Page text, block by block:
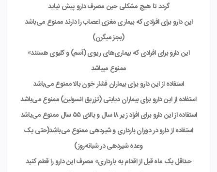
گردد تا هیچ مشکلی حین مصرف دارو پیش نیاید
این دارو برای افرادی که بیماری مغزی اعصاب را دارند ممنوع می‌باشد
(بجز میگرن)
این دارو برای افرادی که بیماری‌های ریوی (آسم) و کلیوی هستند»
ممنوع میباشد
استفاده از این دارو برای بیماران فشار خون بالا ممنوع می‌باشد
استفاده از این دارو برای بیماران دیابتی (تزریق انسولین) ممنوع می‌باشد
استفاده از این دارو برای افراد زیر ۱۸ سال و بالای ۵۵ سال ممنوع می‌باشد
استفاده از دارو در دوران بارداری و شیردهی ممنوع می‌باشد(حتی یک
وعده شیردهی در شبانه‌روز)
حداقل یک ماه قبل از اقدام به بارداری» مصرف این دارو را قطم کنید